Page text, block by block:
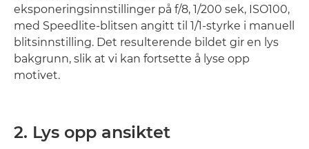
eksponeringsinnstillinger på f/8, 1/200 sek, ISO100,
med Speedlite-blitsen angitt til 1/1-styrke i manuell
blitsinnstilling. Det resulterende bildet gir en lys
bakgrunn, slik at vi kan fortsette å lyse opp
motivet.
2. Lys opp ansiktet